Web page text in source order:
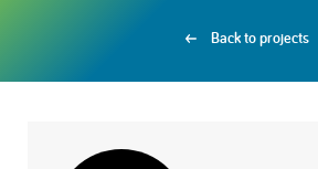
Back to projects